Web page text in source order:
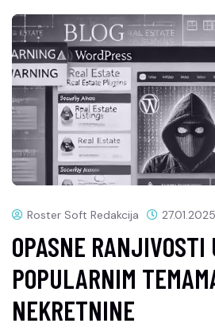
Roster Soft Redakcija
OPASNE RANJIVOSTI
POPULARNIM
NEKRETNINE